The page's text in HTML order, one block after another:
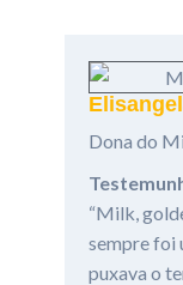
Dona do
“Milk,
sempre foi
puxava o